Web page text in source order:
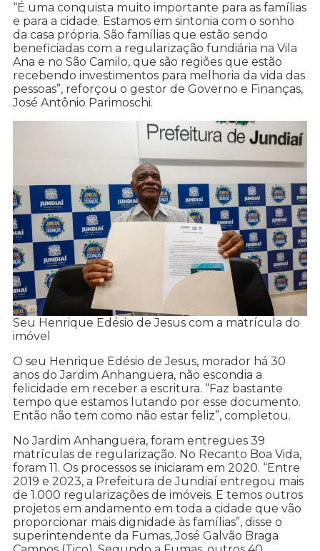
“É uma conquista muito importante para as famílias
e para a cidade. Estamos em sintonia com o sonho
da casa própria. São famílias que estão sendo
beneficiadas com a regularização fundiária na Vila
Ana e no São Camilo, que são regiões que estão
recebendo investimentos para melhoria da vida das
pessoas”, reforçou o gestor de Governo e Finanças,
José Antônio Parimoschi.
Seu Henrique Edésio de Jesus com a matrícula do
imóvel
O seu Henrique Edésio de Jesus, morador há 30
anos do Jardim Anhanguera, não escondia a
felicidade em receber a escritura. “Faz bastante
tempo que estamos lutando por esse documento.
Então não tem como não estar feliz”, completou.
No Jardim Anhanguera, foram entregues 39
matrículas de regularização. No Recanto Boa Vida,
foram 11. Os processos se iniciaram em 2020. “Entre
2019 e 2023, a Prefeitura de Jundiaí entregou mais
de 1.000 regularizações de imóveis. E temos outros
projetos em andamento em toda a cidade que vão
proporcionar mais dignidade às famílias”, disse o
superintendente da Fumas, José Galvão Braga